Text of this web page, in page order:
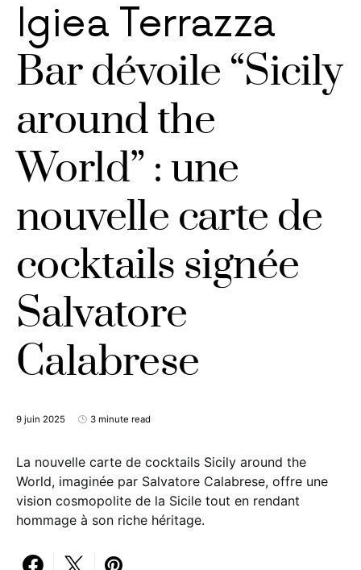
Igiea Terrazza
Bar dévoile “Sicily
around the
World” : une
nouvelle carte de
cocktails signée
Salvatore
Calabrese
9 juin 2025 3 minute read
La nouvelle carte de cocktails Sicily around the
World, imaginée par Salvatore Calabrese, offre une
vision cosmopolite de la Sicile tout en rendant
hommage à son riche héritage.